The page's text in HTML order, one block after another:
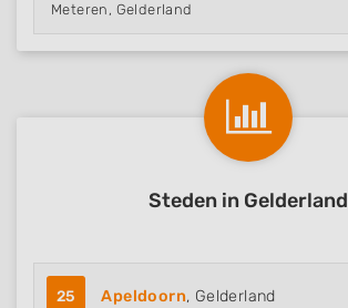
Meteren, Gelderland
Steden in Gelderland
25 Apeldoorn, Gelderland